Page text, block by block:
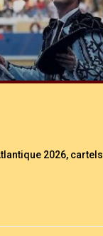
2026, cartels